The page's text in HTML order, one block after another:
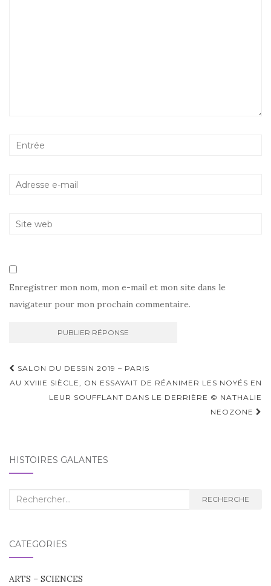
Enregistrer mon nom, mon e-mail et mon site dans le
navigateur pour mon prochain commentaire.
Navigation
d'article
SALON DU DESSIN 2019 – PARIS
AU XVIIIE SIÈCLE, ON ESSAYAIT DE RÉANIMER LES NOYÉS EN
LEUR SOUFFLANT DANS LE DERRIÈRE © NATHALIE
NEOZONE
HISTOIRES GALANTES
Recherche
RECHERCHE
CATÉGORIES
ARTS – SCIENCES